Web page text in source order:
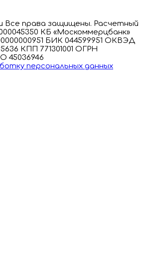
Все права защищены. Расчетный
КБ «Москоммерцбанк»
БИК 044599951 ОКВЭД
КПП 771301001 ОГРН
45036946
персональных данных